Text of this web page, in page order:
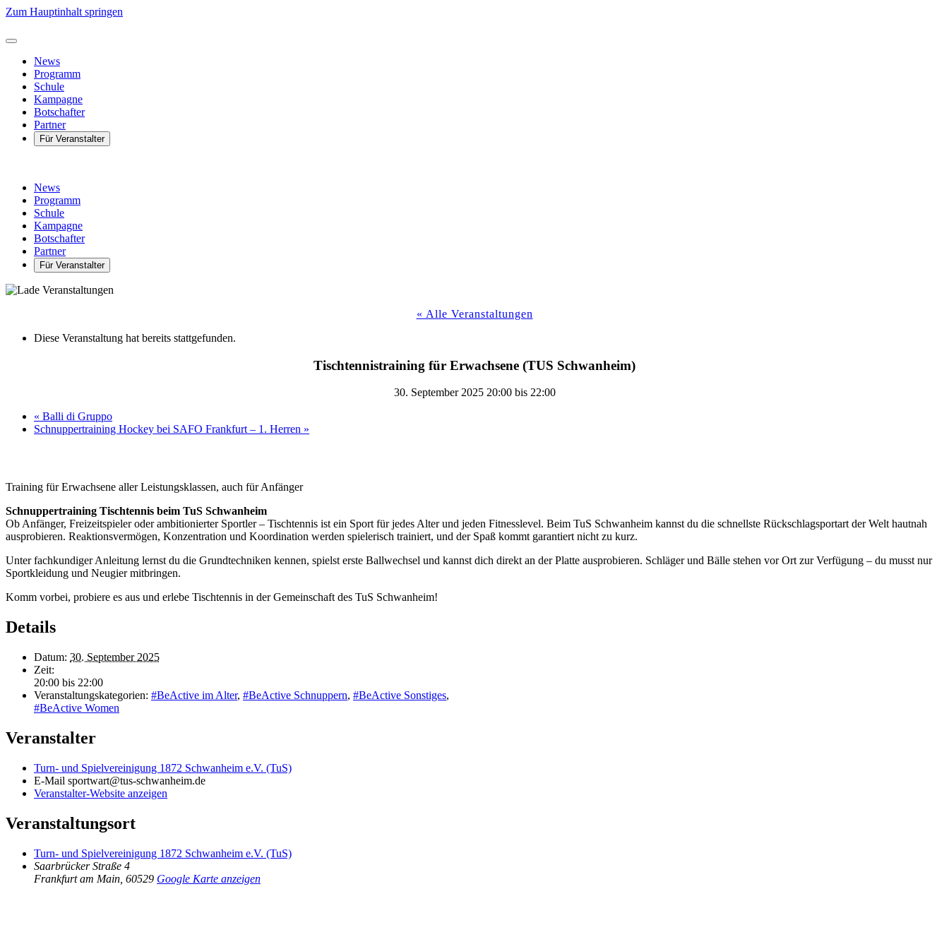
Zum Hauptinhalt springen
News
Programm
Schule
Kampagne
Botschafter
Partner
Für Veranstalter
News
Programm
Schule
Kampagne
Botschafter
Partner
Für Veranstalter
« Alle Veranstaltungen
Diese Veranstaltung hat bereits stattgefunden.
Tischtennistraining für Erwachsene (TUS Schwanheim)
30. September 2025 20:00bis 22:00
« Balli di Gruppo
Schnuppertraining Hockey bei SAFO Frankfurt – 1. Herren »
Training für Erwachsene aller Leistungsklassen, auch für Anfänger
Schnuppertraining Tischtennis beim TuS Schwanheim
Ob Anfänger, Freizeitspieler oder ambitionierter Sportler – Tischtennis ist ein Sport für jedes Alter und jeden Fitnesslevel. Beim TuS Schwanheim kannst du die schnellste Rückschlagsportart der Welt hautnah
ausprobieren. Reaktionsvermögen, Konzentration und Koordination werden spielerisch trainiert, und der Spaß kommt garantiert nicht zu kurz.
Unter fachkundiger Anleitung lernst du die Grundtechniken kennen, spielst erste Ballwechsel und kannst dich direkt an der Platte ausprobieren. Schläger und Bälle stehen vor Ort zur Verfügung – du musst nur
Sportkleidung und Neugier mitbringen.
Komm vorbei, probiere es aus und erlebe Tischtennis in der Gemeinschaft des TuS Schwanheim!
Details
Datum: 30. September 2025
Zeit:
20:00 bis 22:00
Veranstaltungskategorien: #BeActive im Alter, #BeActive Schnuppern, #BeActive Sonstiges,
#BeActive Women
Veranstalter
Turn- und Spielvereinigung 1872 Schwanheim e.V. (TuS)
E-Mail sportwart@tus-schwanheim.de
Veranstalter-Website anzeigen
Veranstaltungsort
Turn- und Spielvereinigung 1872 Schwanheim e.V. (TuS)
Saarbrücker Straße 4
Frankfurt am Main 60529 Google Karte anzeigen